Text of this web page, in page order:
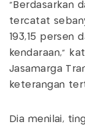
"Berdasarkan
tercatat
193,15 persen
kendaraan,"
Jasamarga
keterangan
Dia menilai,